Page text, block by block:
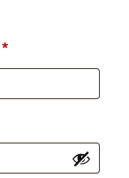
*Vaaditaan